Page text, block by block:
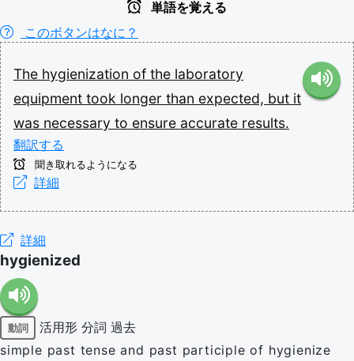
単語を覚える
このボタンはなに？
The hygienization of the laboratory
equipment took longer than expected, but it
was necessary to ensure accurate results.
翻訳する
聞き取れるようになる
詳細
詳細
hygienized
動詞 活用形 分詞 過去
simple past tense and past participle of hygienize